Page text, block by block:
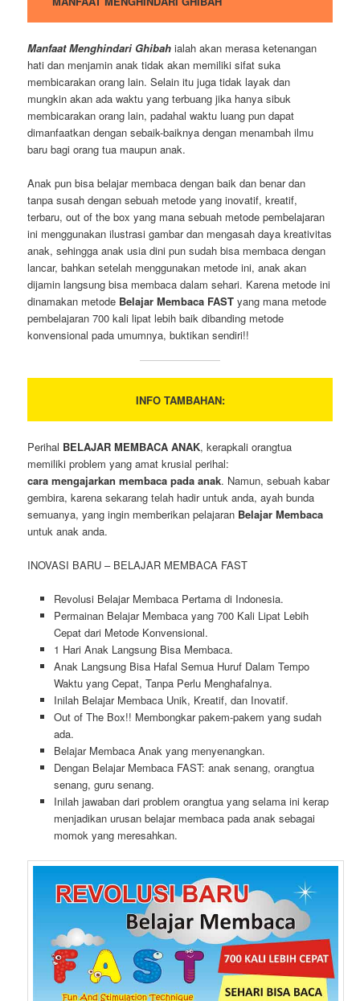
Manfaat Menghindari Ghibah ialah akan merasa ketenangan
hati dan menjamin anak tidak akan memiliki sifat suka
membicarakan orang lain. Selain itu juga tidak layak dan
mungkin akan ada waktu yang terbuang jika hanya sibuk
membicarakan orang lain, padahal waktu luang pun dapat
dimanfaatkan dengan sebaik-baiknya dengan menambah ilmu
baru bagi orang tua maupun anak.
Anak pun bisa belajar membaca dengan baik dan benar dan
tanpa susah dengan sebuah metode yang inovatif, kreatif,
terbaru, out of the box yang mana sebuah metode pembelajaran
ini menggunakan ilustrasi gambar dan mengasah daya kreativitas
anak, sehingga anak usia dini pun sudah bisa membaca dengan
lancar, bahkan setelah menggunakan metode ini, anak akan
dijamin langsung bisa membaca dalam sehari. Karena metode ini
dinamakan metode Belajar Membaca FAST yang mana metode
pembelajaran 700 kali lipat lebih baik dibanding metode
konvensional pada umumnya, buktikan sendiri!!
INFO TAMBAHAN:
Perihal BELAJAR MEMBACA ANAK, kerapkali orangtua
memiliki problem yang amat krusial perihal:
cara mengajarkan membaca pada anak. Namun, sebuah kabar
gembira, karena sekarang telah hadir untuk anda, ayah bunda
semuanya, yang ingin memberikan pelajaran Belajar Membaca
untuk anak anda.
INOVASI BARU – BELAJAR MEMBACA FAST
Revolusi Belajar Membaca Pertama di Indonesia.
Permainan Belajar Membaca yang 700 Kali Lipat Lebih
Cepat dari Metode Konvensional.
1 Hari Anak Langsung Bisa Membaca.
Anak Langsung Bisa Hafal Semua Huruf Dalam Tempo
Waktu yang Cepat, Tanpa Perlu Menghafalnya.
Inilah Belajar Membaca Unik, Kreatif, dan Inovatif.
Out of The Box!! Membongkar pakem-pakem yang sudah
ada.
Belajar Membaca Anak yang menyenangkan.
Dengan Belajar Membaca FAST: anak senang, orangtua
senang, guru senang.
Inilah jawaban dari problem orangtua yang selama ini kerap
menjadikan urusan belajar membaca pada anak sebagai
momok yang meresahkan.